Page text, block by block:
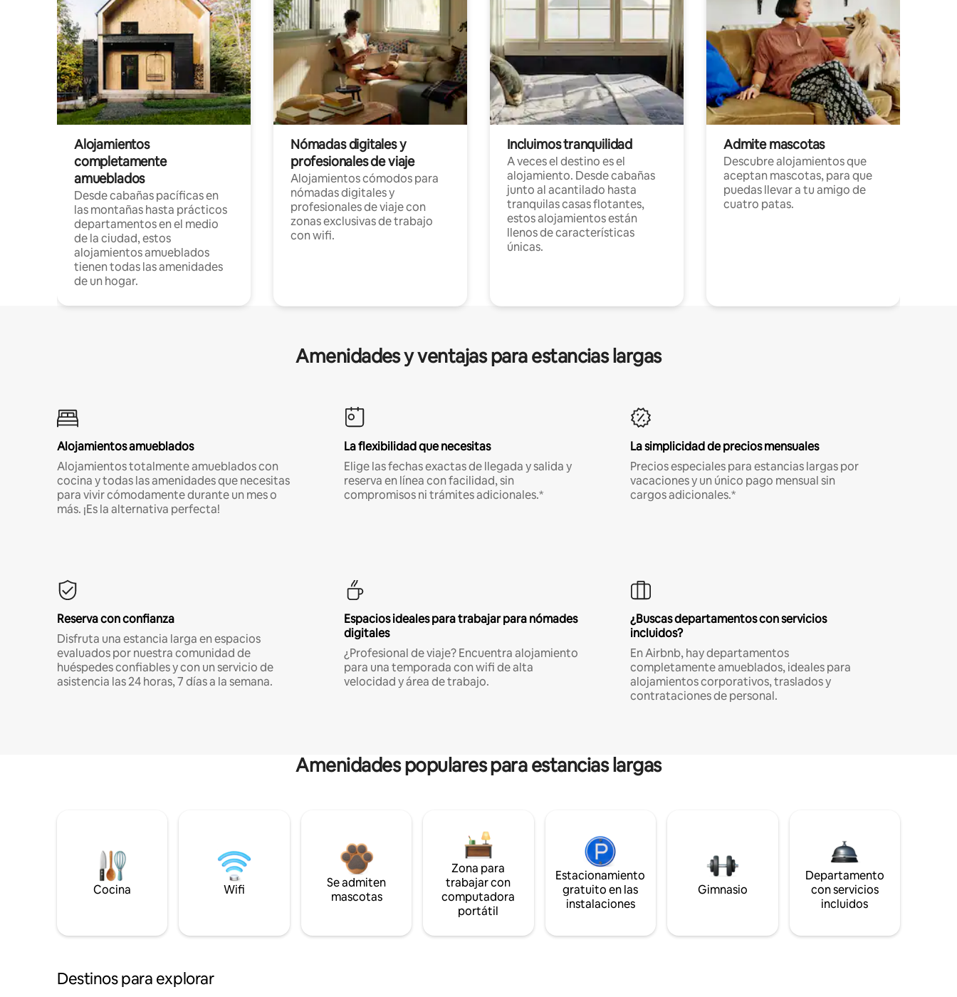
Alojamientos
completamente
amueblados
Desde cabañas pacíficas en
las montañas hasta prácticos
departamentos en el medio
de la ciudad, estos
alojamientos amueblados
tienen todas las amenidades
de un hogar.
Nómadas digitales y
profesionales de viaje
Alojamientos cómodos para
nómadas digitales y
profesionales de viaje con
zonas exclusivas de trabajo
con wifi.
Incluimos tranquilidad
A veces el destino es el
alojamiento. Desde cabañas
junto al acantilado hasta
tranquilas casas flotantes,
estos alojamientos están
llenos de características
únicas.
Admite mascotas
Descubre alojamientos que
aceptan mascotas, para que
puedas llevar a tu amigo de
cuatro patas.
Amenidades y ventajas para estancias largas
Alojamientos amueblados
Alojamientos totalmente amueblados con
cocina y todas las amenidades que necesitas
para vivir cómodamente durante un mes o
más. ¡Es la alternativa perfecta!
La flexibilidad que necesitas
Elige las fechas exactas de llegada y salida y
reserva en línea con facilidad, sin
compromisos ni trámites adicionales.*
La simplicidad de precios mensuales
Precios especiales para estancias largas por
vacaciones y un único pago mensual sin
cargos adicionales.*
Reserva con confianza
Disfruta una estancia larga en espacios
evaluados por nuestra comunidad de
huéspedes confiables y con un servicio de
asistencia las 24 horas, 7 días a la semana.
Espacios ideales para trabajar para nómades
digitales
¿Profesional de viaje? Encuentra alojamiento
para una temporada con wifi de alta
velocidad y área de trabajo.
¿Buscas departamentos con servicios
incluidos?
En Airbnb, hay departamentos
completamente amueblados, ideales para
alojamientos corporativos, traslados y
contrataciones de personal.
Amenidades populares para estancias largas
Cocina Wifi
Se admiten
mascotas
Zona para
trabajar con
computadora
portátil
Estacionamiento
gratuito en las
instalaciones
Gimnasio
Departamento
con servicios
incluidos
Destinos para explorar